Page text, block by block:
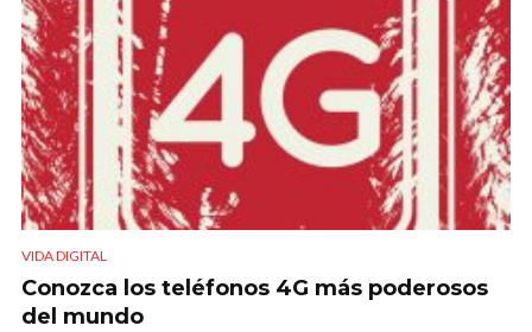
VIDA DIGITAL
Conozca los teléfonos 4G más poderosos
del mundo